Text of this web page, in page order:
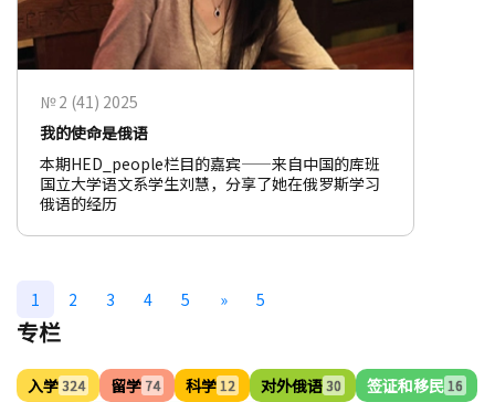
№ 2 (41) 2025
我的使命是俄语
本期HED_people栏目的嘉宾——来自中国的库班
国立大学语文系学生刘慧，分享了她在俄罗斯学习
俄语的经历
1 2 3 4 5 » 5
专栏
入学324 留学 74 科学 12 对外俄语30 签证和移民 16